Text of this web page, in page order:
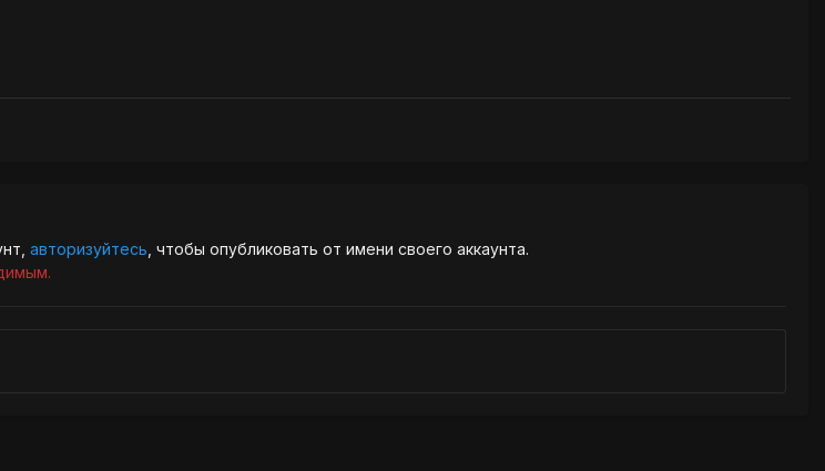
авторизуйтесь , чтобы опубликовать от имени своего аккаунта.